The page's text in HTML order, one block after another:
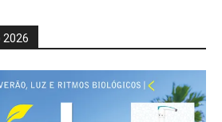
2026